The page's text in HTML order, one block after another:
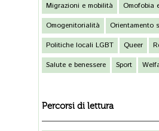
Migrazioni e mobilità
Omofobia
Omogenitorialità
Orientamento
Politiche locali LGBT
Queer
Salute e benessere
Sport
Percorsi di lettura